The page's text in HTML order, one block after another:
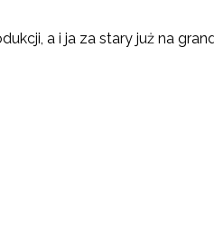
a i ja za stary już na